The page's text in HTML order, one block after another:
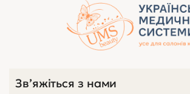
Зв’яжіться з нами